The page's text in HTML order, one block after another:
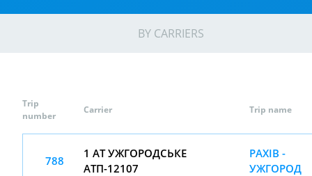
BY CARRIERS
Trip
number
Carrier Trip name
788
1 АТ УЖГОРОДСЬКЕ
АТП-12107
РАХІВ -
УЖГОРОД